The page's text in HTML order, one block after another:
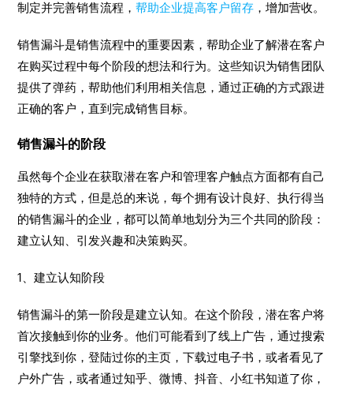
制定并完善销售流程，帮助企业提高客户留存 ，增加营收。
销售漏斗是销售流程中的重要因素，帮助企业了解潜在客户
在购买过程中每个阶段的想法和行为。这些知识为销售团队
提供了弹药，帮助他们利用相关信息，通过正确的方式跟进
正确的客户，直到完成销售目标。
销售漏斗的阶段
虽然每个企业在获取潜在客户和管理客户触点方面都有自己
独特的方式，但是总的来说，每个拥有设计良好、执行得当
的销售漏斗的企业，都可以简单地划分为三个共同的阶段：
建立认知、引发兴趣和决策购买。
1、建立认知阶段
销售漏斗的第一阶段是建立认知。在这个阶段，潜在客户将
首次接触到你的业务。他们可能看到了线上广告，通过搜索
引擎找到你，登陆过你的主页，下载过电子书，或者看见了
户外广告，或者通过知乎、微博、抖音、小红书知道了你，